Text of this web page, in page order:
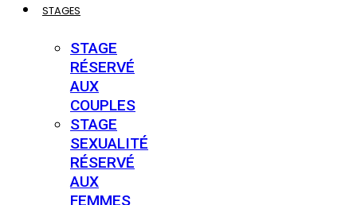
STAGES
STAGE
RÉSERVÉ
AUX
COUPLES
STAGE
SEXUALITÉ
RÉSERVÉ
AUX
FEMMES